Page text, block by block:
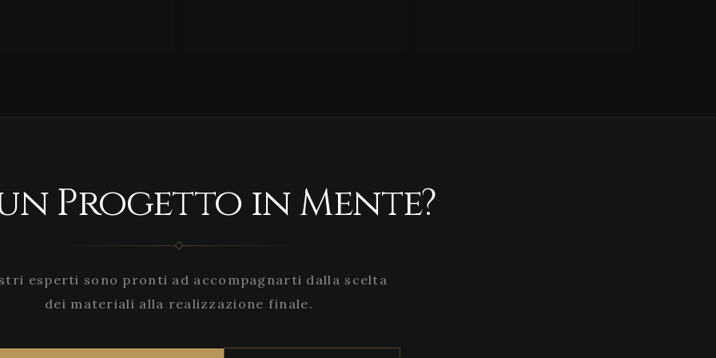
Progetto in Mente?
esperti sono pronti ad accompagnarti dalla scelta
dei materiali alla realizzazione finale.